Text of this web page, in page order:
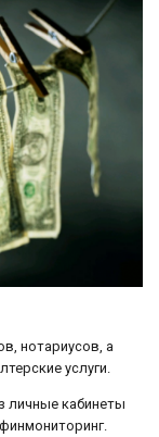
нотариусов, а
услуги.
личные кабинеты